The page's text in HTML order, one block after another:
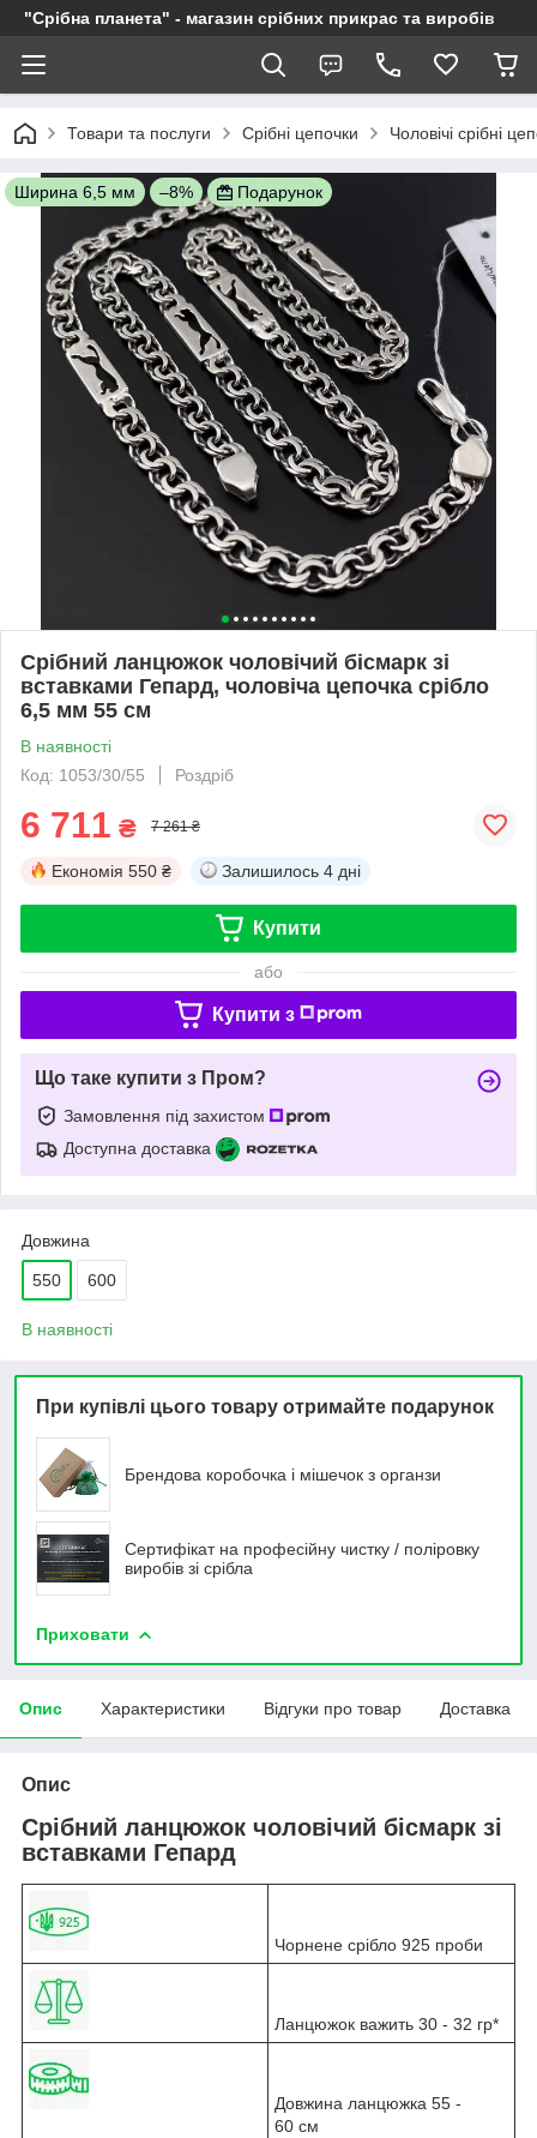
"Срібна планета" - магазин срібних прикрас та виробів
Товари та послуги Срібні цепочки Чоловічі срібні
Ширина 6,5 мм –8% Подарунок
Срібний ланцюжок чоловічий бісмарк зі
вставками Гепард, чоловіча цепочка срібло
6,5 мм 55 см
В наявності
Код: 1053/30/55
Роздріб
6 711 ₴ 7 261 ₴
Економія 550 ₴ Залишилось 4 дні
Купити
або
Купити з
Що таке купити з Пром?
Замовлення під захистом
Доступна доставка
Довжина
550 600
В наявності
При купівлі цього товару отримайте подарунок
Брендова коробочка і мішечок з органзи
Сертифікат на професійну чистку / поліровку
виробів зі срібла
Приховати
Опис Характеристики Відгуки про товар Доставка
Опис
Срібний ланцюжок чоловічий бісмарк зі
вставками Гепард
Чорнене срібло 925 проби
Ланцюжок важить 30 - 32 гр*
Довжина ланцюжка 55 -
60 см